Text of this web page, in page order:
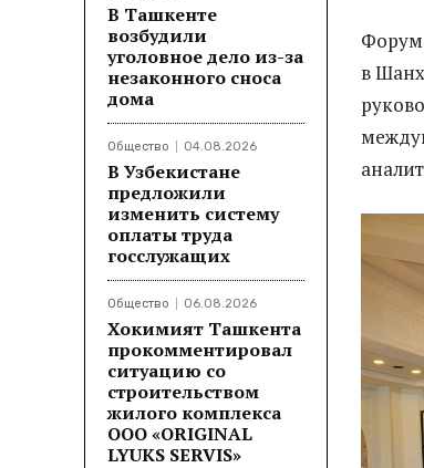
В Ташкенте
возбудили
уголовное дело из-за
незаконного сноса
дома
Общество 04.08.2026
В Узбекистане
предложили
изменить систему
оплаты труда
госслужащих
Общество 06.08.2026
Хокимият Ташкента
прокомментировал
ситуацию со
строительством
жилого комплекса
ООО «ORIGINAL
LYUKS SERVIS»
Форум
в